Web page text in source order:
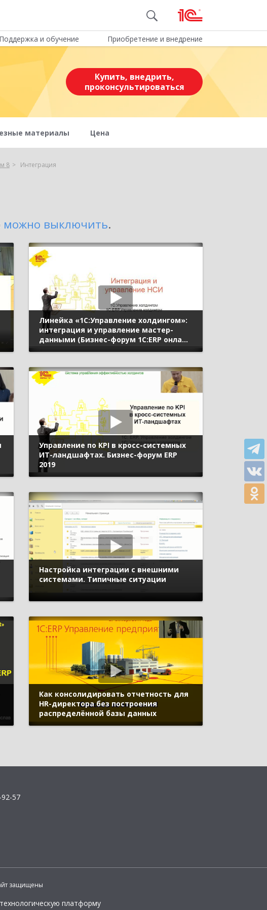
Поддержка и обучение Приобретение и внедрение
Купить, внедрить,
проконсультироваться
материалы Цена
8 Интеграция
можно выключить.
Линейка «1С:Управление холдингом»:
интеграция и управление мастер-
данными (Бизнес-форум 1С:ERP онлайн
18 ноября 2020 г., Зинковский
Управление по KPI в кросс-системных
ИТ-ландшафтах. Бизнес-форум ERP
2019
Настройка интеграции с внешними
системами. Типичные ситуации
Как консолидировать отчетность для
HR-директора без построения
распределённой базы данных
57
защищены
платформу